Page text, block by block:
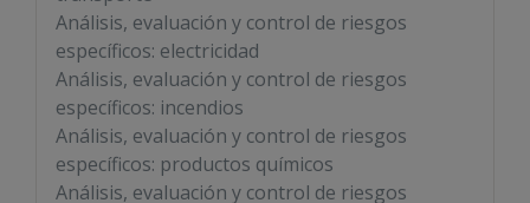
Análisis, evaluación y control de riesgos
específicos: electricidad
Análisis, evaluación y control de riesgos
específicos: incendios
Análisis, evaluación y control de riesgos
específicos: productos químicos
Análisis, evaluación y control de riesgos